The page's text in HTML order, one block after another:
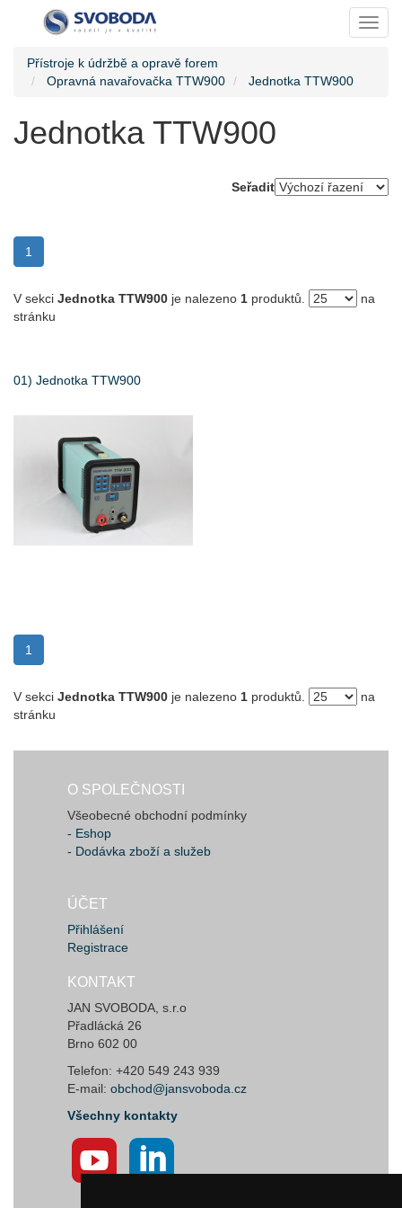
Přístroje k údržbě a opravě forem
Opravná navařovačka TTW900
Jednotka TTW900
Jednotka TTW900
Seřadit
1
V sekci Jednotka TTW900 je nalezeno 1 produktů.
na
stránku
01) Jednotka TTW900
1
V sekci Jednotka TTW900 je nalezeno 1 produktů.
na
stránku
O SPOLEČNOSTI
Všeobecné obchodní podmínky
- Eshop
- Dodávka zboží a služeb
ÚČET
Přihlášení
Registrace
KONTAKT
JAN SVOBODA, s.r.o
Přadlácká 26
Brno 602 00
Telefon: +420 549 243 939
E-mail: obchod@jansvoboda.cz
Všechny kontakty